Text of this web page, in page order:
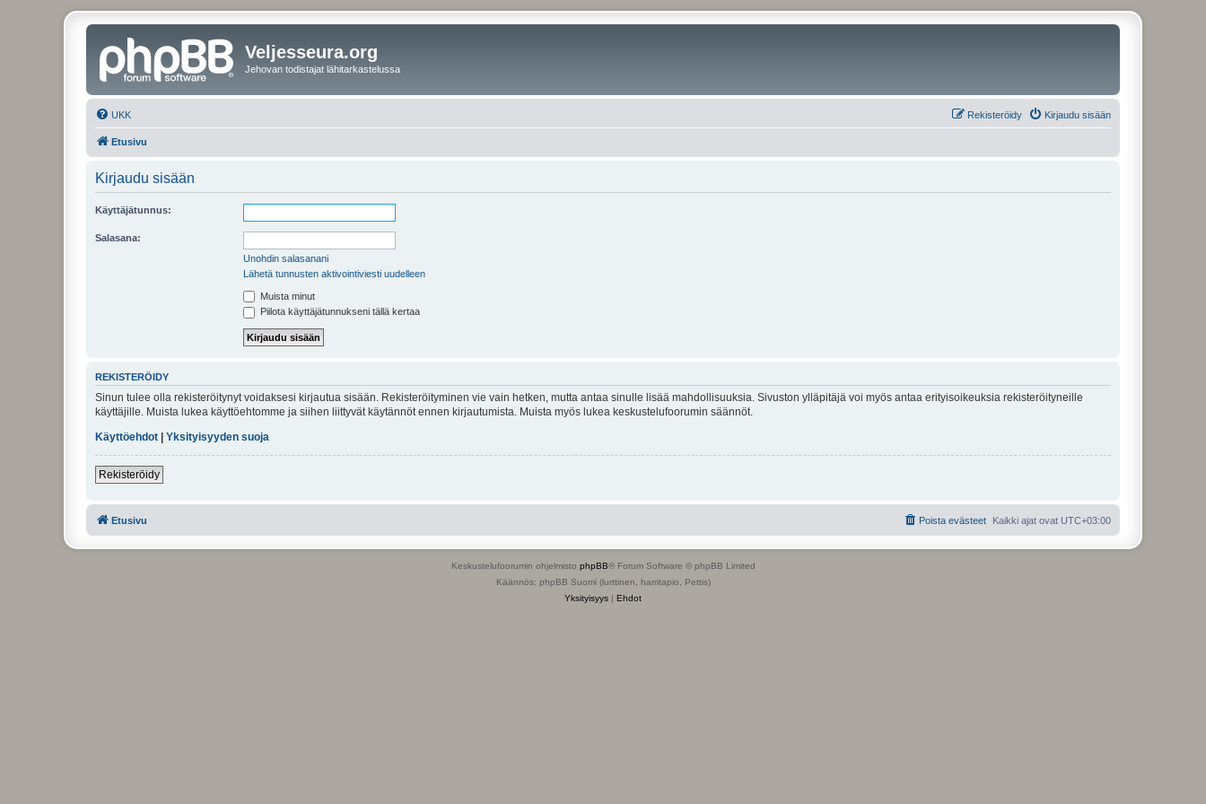
Veljesseura.org
Jehovan todistajat lähitarkastelussa
UKK Kirjaudu sisään
Rekisteröidy
Etusivu
Kirjaudu sisään
Käyttäjätunnus:
Salasana:
Unohdin salasanani
Lähetä tunnusten aktivointiviesti uudelleen
Muista minut
Piilota käyttäjätunnukseni tällä kertaa
REKISTERÖIDY
Sinun tulee olla rekisteröitynyt voidaksesi kirjautua sisään. Rekisteröityminen vie vain hetken, mutta antaa sinulle lisää mahdollisuuksia. Sivuston ylläpitäjä voi myös antaa erityisoikeuksia rekisteröityneille
käyttäjille. Muista lukea käyttöehtomme ja siihen liittyvät käytännöt ennen kirjautumista. Muista myös lukea keskustelufoorumin säännöt.
Käyttöehdot
Yksityisyyden suoja
Rekisteröidy
Etusivu Kaikki ajat ovat UTC+03:00
Poista evästeet
Keskustelufoorumin ohjelmisto phpBB® Forum Software © phpBB Limited
Käännös: phpBB Suomi (lurttinen, harritapio, Pettis)
Yksityisyys | Ehdot